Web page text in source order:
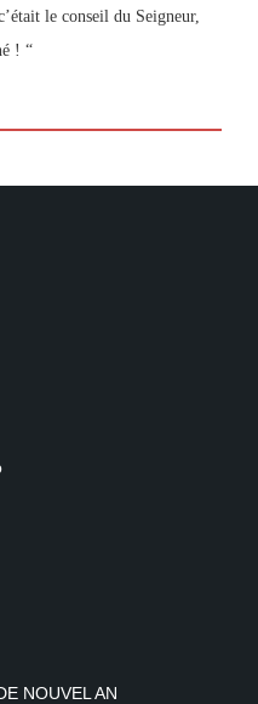
le conseil du Seigneur,
! “
NOUVEL AN